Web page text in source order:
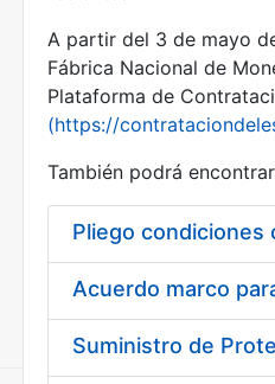
Mostrar/Ocultar
Mostrar/Ocultar
A partir del 3 de mayo
Fábrica Nacional de
Plataforma de
(https://
También podrá
Pliego condiciones
Acuerdo marco